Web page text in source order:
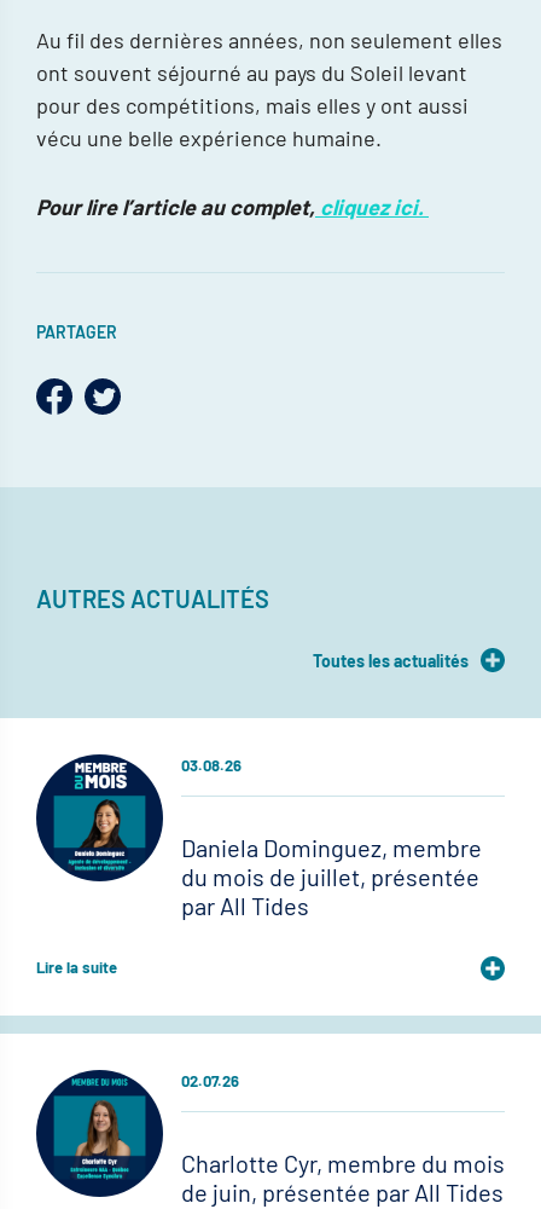
Au fil des dernières années, non seulement elles
ont souvent séjourné au pays du Soleil levant
pour des compétitions, mais elles y ont aussi
vécu une belle expérience humaine.
Pour lire l’article au complet, cliquez ici.
PARTAGER
AUTRES ACTUALITÉS
Toutes les actualités
03.08.26
Daniela Dominguez, membre
du mois de juillet, présentée
par All Tides
Lire la suite
02.07.26
Charlotte Cyr, membre du mois
de juin, présentée par All Tides